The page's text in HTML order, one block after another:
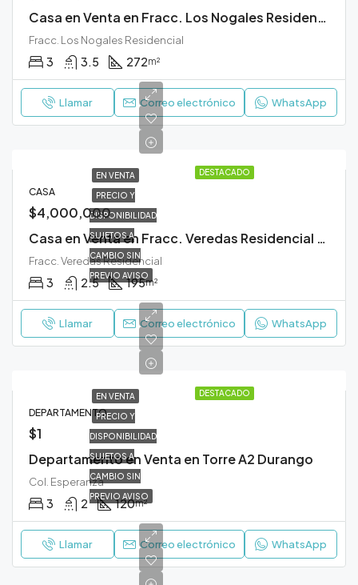
Casa en Venta en Fracc. Los Nogales Residencial Durango
Fracc. Los Nogales Residencial
3 3.5 272m²
Llamar Correo electrónico WhatsApp
DESTACADO
EN VENTA
PRECIO Y
DISPONIBILIDAD
SUJETOS A
CAMBIO SIN
PREVIO AVISO
CASA
$4,000,000
Casa en Venta en Fracc. Veredas Residencial Durango
Fracc. Veredas Residencial
3 2.5 195m²
Llamar Correo electrónico WhatsApp
DESTACADO
EN VENTA
PRECIO Y
DISPONIBILIDAD
SUJETOS A
CAMBIO SIN
PREVIO AVISO
DEPARTAMENTO
$1
Departamento en Venta en Torre A2 Durango
Col. Esperanza
3 2 120m²
Llamar Correo electrónico WhatsApp